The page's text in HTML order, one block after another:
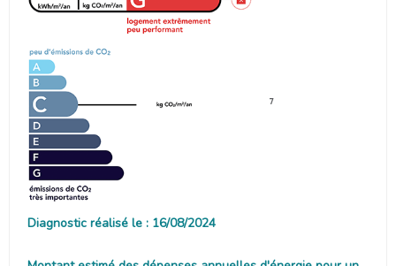
7
Diagnostic réalisé le : 16/08/2024